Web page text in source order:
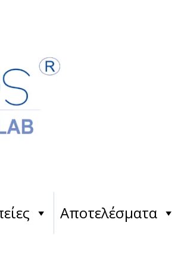
Αποτελέσματα